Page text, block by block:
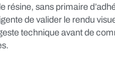
résine, sans primaire
de valider le rendu
technique avant de